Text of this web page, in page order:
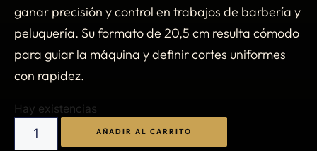
ganar precisión y control en trabajos de barbería y
peluquería. Su formato de 20,5 cm resulta cómodo
para guiar la máquina y definir cortes uniformes
con rapidez.
Hay existencias
AÑADIR AL CARRITO